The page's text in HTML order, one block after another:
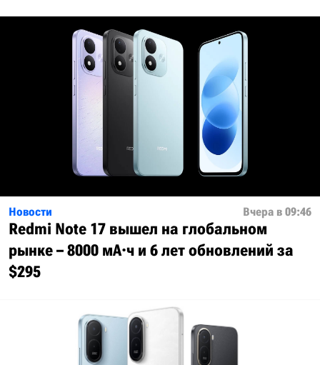
Новости Вчера в 09:46
Redmi Note 17 вышел на глобальном
рынке – 8000 мА·ч и 6 лет обновлений за
$295